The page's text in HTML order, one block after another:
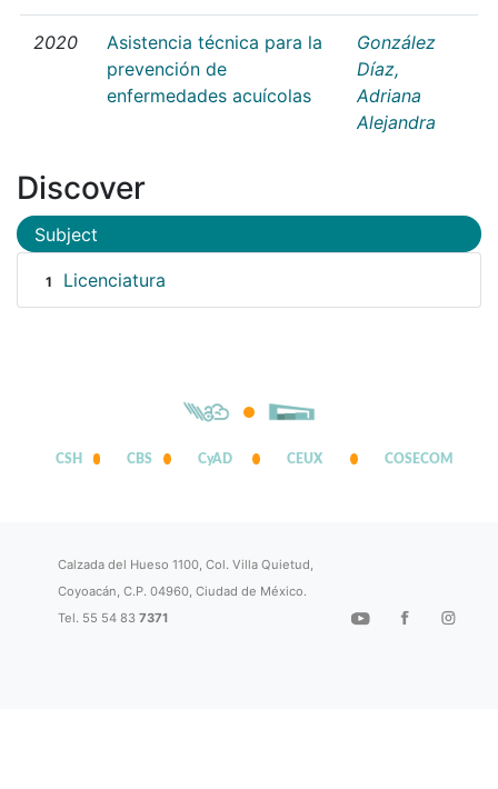
2020
Asistencia técnica para la
prevención de
enfermedades acuícolas
González
Díaz,
Adriana
Alejandra
Discover
Subject
1 Licenciatura
CSH CBS CyAD CEUX COSECOM
Calzada del Hueso 1100, Col. Villa Quietud,
Coyoacán, C.P. 04960, Ciudad de México.
Tel. 55 54 837371